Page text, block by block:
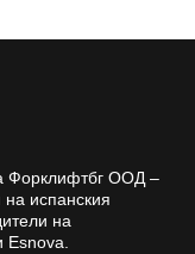
Форклифтбг ООД –
испанския
на
Esnova.